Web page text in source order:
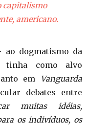
capitalismo
americano.
dogmatismo da
tinha como alvo
em Vanguarda
debates entre
muitas idéias,
os indivíduos, os